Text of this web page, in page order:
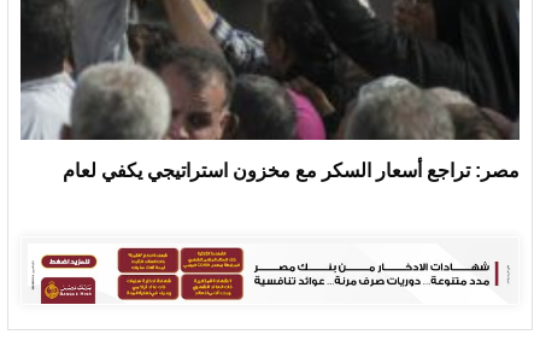
مصر: تراجع أسعار السكر مع مخزون استراتيجي يكفي لعام